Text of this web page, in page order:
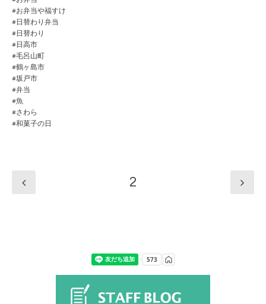
#お弁当や福すけ
#日替わり弁当
#日替わり
#日高市
#毛呂山町
#鶴ヶ島市
#坂戸市
#弁当
#魚
#さわら
#和菓子の日
2